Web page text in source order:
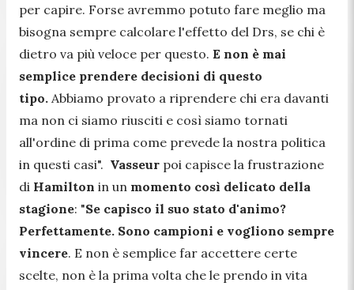
per capire. Forse avremmo potuto fare meglio ma
bisogna sempre calcolare l'effetto del Drs, se chi è
dietro va più veloce per questo. E non è mai
semplice prendere decisioni di questo
tipo. Abbiamo provato a riprendere chi era davanti
ma non ci siamo riusciti e così siamo tornati
all'ordine di prima come prevede la nostra politica
in questi casi". Vasseur poi capisce la frustrazione
di Hamilton in un momento così delicato della
stagione: "Se capisco il suo stato d'animo?
Perfettamente. Sono campioni e vogliono sempre
vincere. E non è semplice far accettere certe
scelte, non è la prima volta che le prendo in vita